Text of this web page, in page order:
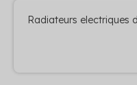
Radiateurs electriques